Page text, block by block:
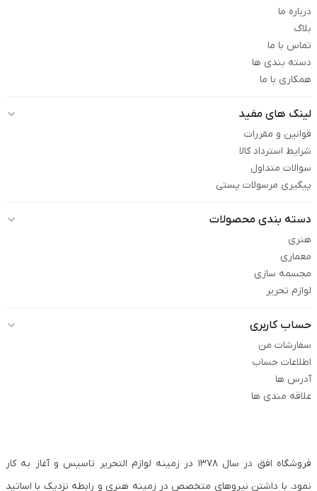
درباره ما
بلاگ
تماس با ما
دسته بندی ها
همکاری با ما
لینک های مفید
قوانین و مقررات
شرایط استرداد کالا
سوالات متداول
پیگیری مرسولات پستی
دسته بندی محصولات
هنری
معماری
مجسمه سازی
لوازم تحریر
حساب کاربری
سفارشات من
اطلاعات حساب
آدرس ها
علاقه مندی ها
فروشگاه افق در سال ۱۳۷۸ در زمینه لوازم التحریر تاسیس و آغاز به کار
نمود. با داشتن نیروهای متخصص در زمینه هنری و رابطه نزدیک با اساتید